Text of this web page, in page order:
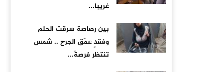
غريبا...
بين رصاصة سرقت الحلم
وفقدٍ عمّق الجرح .. شمس
تنتظر فرصةً...